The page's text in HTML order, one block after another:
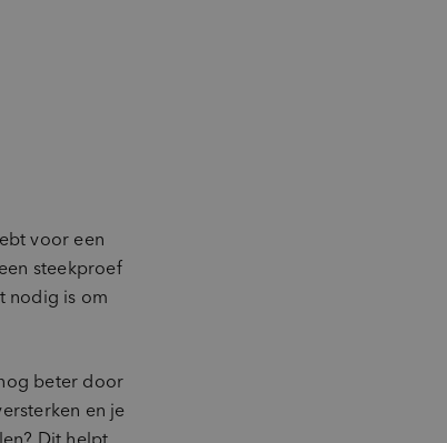
voor een
steekproef
nodig is om
beter door
en je
Dit helpt